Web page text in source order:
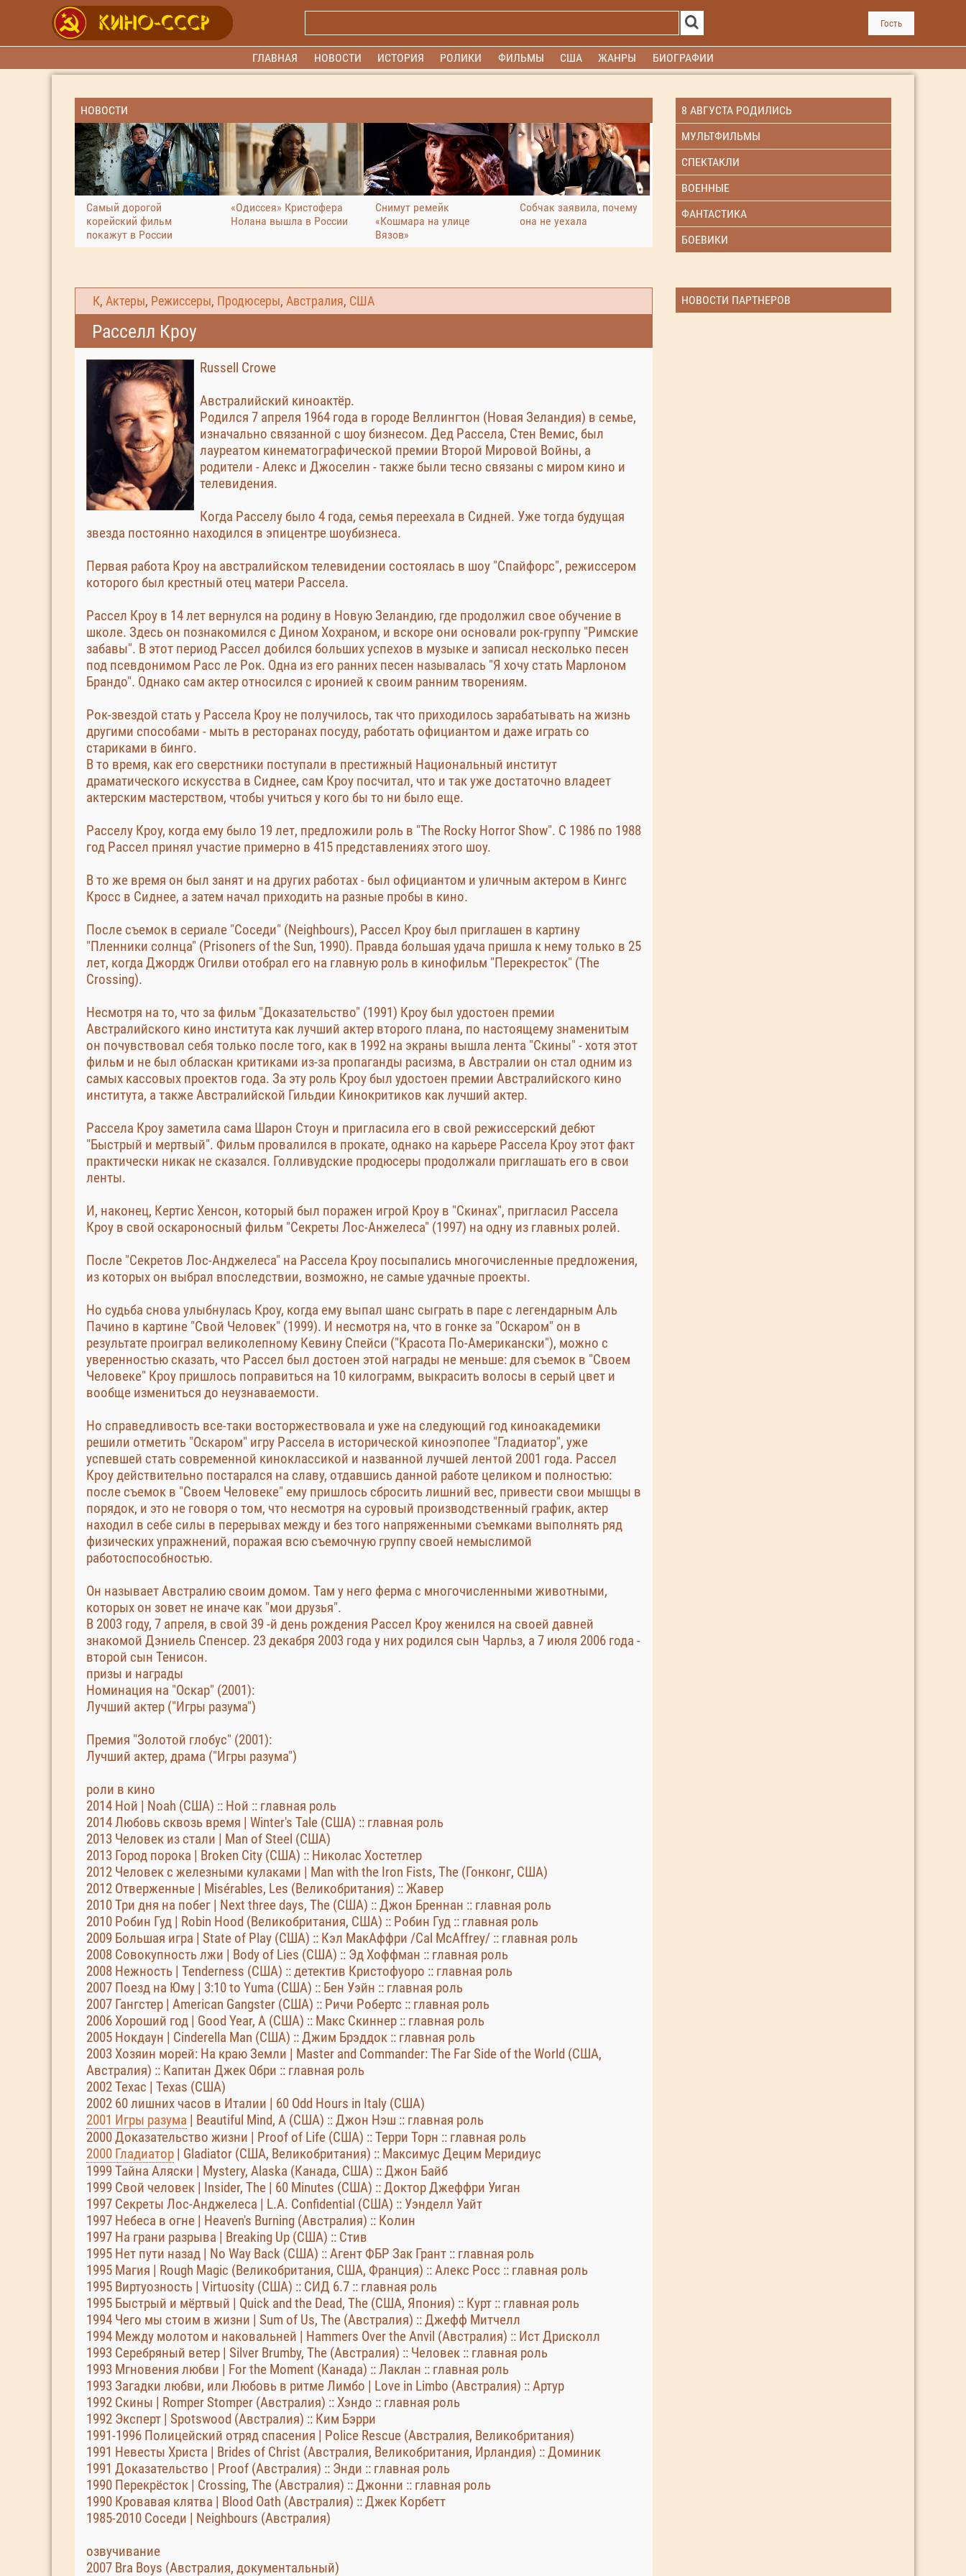
Гость
ГЛАВНАЯ НОВОСТИ ИСТОРИЯ РОЛИКИ ФИЛЬМЫ США ЖАНРЫ БИОГРАФИИ
НОВОСТИ
Самый дорогой
корейский фильм
покажут в России
«Одиссея» Кристофера
Нолана вышла в России
Снимут ремейк
«Кошмара на улице
Вязов»
Собчак заявила, почему
она не уехала
8 АВГУСТА РОДИЛИСЬ
МУЛЬТФИЛЬМЫ
СПЕКТАКЛИ
ВОЕННЫЕ
ФАНТАСТИКА
БОЕВИКИ
К, Актеры, Режиссеры, Продюсеры, Австралия, США
Расселл Кроу
Russell Crowe
Австралийский киноактёр.
Родился 7 апреля 1964 года в городе Веллингтон (Новая Зеландия) в семье,
изначально связанной с шоу бизнесом. Дед Рассела, Стен Вемис, был
лауреатом кинематографической премии Второй Мировой Войны, а
родители - Алекс и Джоселин - также были тесно связаны с миром кино и
телевидения.
Когда Расселу было 4 года, семья переехала в Сидней. Уже тогда будущая
звезда постоянно находился в эпицентре шоубизнеса.
Первая работа Кроу на австралийском телевидении состоялась в шоу "Спайфорс", режиссером
которого был крестный отец матери Рассела.
Рассел Кроу в 14 лет вернулся на родину в Новую Зеландию, где продолжил свое обучение в
школе. Здесь он познакомился с Дином Хохраном, и вскоре они основали рок-группу "Римские
забавы". В этот период Рассел добился больших успехов в музыке и записал несколько песен
под псевдонимом Расс ле Рок. Одна из его ранних песен называлась "Я хочу стать Марлоном
Брандо". Однако сам актер относился с иронией к своим ранним творениям.
Рок-звездой стать у Рассела Кроу не получилось, так что приходилось зарабатывать на жизнь
другими способами - мыть в ресторанах посуду, работать официантом и даже играть со
стариками в бинго.
В то время, как его сверстники поступали в престижный Национальный институт
драматического искусства в Сиднее, сам Кроу посчитал, что и так уже достаточно владеет
актерским мастерством, чтобы учиться у кого бы то ни было еще.
Расселу Кроу, когда ему было 19 лет, предложили роль в "The Rocky Horror Show". С 1986 по 1988
год Рассел принял участие примерно в 415 представлениях этого шоу.
В то же время он был занят и на других работах - был официантом и уличным актером в Кингс
Кросс в Сиднее, а затем начал приходить на разные пробы в кино.
После съемок в сериале "Соседи" (Neighbours), Рассел Кроу был приглашен в картину
"Пленники солнца" (Prisoners of the Sun, 1990). Правда большая удача пришла к нему только в 25
лет, когда Джордж Огилви отобрал его на главную роль в кинофильм "Перекресток" (The
Crossing).
Несмотря на то, что за фильм "Доказательство" (1991) Кроу был удостоен премии
Австралийского кино института как лучший актер второго плана, по настоящему знаменитым
он почувствовал себя только после того, как в 1992 на экраны вышла лента "Скины" - хотя этот
фильм и не был обласкан критиками из-за пропаганды расизма, в Австралии он стал одним из
самых кассовых проектов года. За эту роль Кроу был удостоен премии Австралийского кино
института, а также Австралийской Гильдии Кинокритиков как лучший актер.
Рассела Кроу заметила сама Шарон Стоун и пригласила его в свой режиссерский дебют
"Быстрый и мертвый". Фильм провалился в прокате, однако на карьере Рассела Кроу этот факт
практически никак не сказался. Голливудские продюсеры продолжали приглашать его в свои
ленты.
И, наконец, Кертис Хенсон, который был поражен игрой Кроу в "Скинах", пригласил Рассела
Кроу в свой оскароносный фильм "Секреты Лос-Анжелеса" (1997) на одну из главных ролей.
После "Секретов Лос-Анджелеса" на Рассела Кроу посыпались многочисленные предложения,
из которых он выбрал впоследствии, возможно, не самые удачные проекты.
Но судьба снова улыбнулась Кроу, когда ему выпал шанс сыграть в паре с легендарным Аль
Пачино в картине "Свой Человек" (1999). И несмотря на, что в гонке за "Оскаром" он в
результате проиграл великолепному Кевину Спейси ("Красота По-Американски"), можно с
уверенностью сказать, что Рассел был достоен этой награды не меньше: для съемок в "Своем
Человеке" Кроу пришлось поправиться на 10 килограмм, выкрасить волосы в серый цвет и
вообще измениться до неузнаваемости.
Но справедливость все-таки восторжествовала и уже на следующий год киноакадемики
решили отметить "Оскаром" игру Рассела в исторической киноэпопее "Гладиатор", уже
успевшей стать современной киноклассикой и названной лучшей лентой 2001 года. Рассел
Кроу действительно постарался на славу, отдавшись данной работе целиком и полностью:
после съемок в "Своем Человеке" ему пришлось сбросить лишний вес, привести свои мышцы в
порядок, и это не говоря о том, что несмотря на суровый производственный график, актер
находил в себе силы в перерывах между и без того напряженными съемками выполнять ряд
физических упражнений, поражая всю съемочную группу своей немыслимой
работоспособностью.
Он называет Австралию своим домом. Там у него ферма с многочисленными животными,
которых он зовет не иначе как "мои друзья".
В 2003 году, 7 апреля, в свой 39 -й день рождения Рассел Кроу женился на своей давней
знакомой Дэниель Спенсер. 23 декабря 2003 года у них родился сын Чарльз, а 7 июля 2006 года -
второй сын Тенисон.
призы и награды
Номинация на "Оскар" (2001):
Лучший актер ("Игры разума")
Премия "Золотой глобус" (2001):
Лучший актер, драма ("Игры разума")
роли в кино
2014 Ной | Noah (США) :: Ной :: главная роль
2014 Любовь сквозь время | Winter's Tale (США) :: главная роль
2013 Человек из стали | Man of Steel (США)
2013 Город порока | Broken City (США) :: Николас Хостетлер
2012 Человек с железными кулаками | Man with the Iron Fists, The (Гонконг, США)
2012 Отверженные | Misérables, Les (Великобритания) :: Жавер
2010 Три дня на побег | Next three days, The (США) :: Джон Бреннан :: главная роль
2010 Робин Гуд | Robin Hood (Великобритания, США) :: Робин Гуд :: главная роль
2009 Большая игра | State of Play (США) :: Кэл МакАффри /Cal McAffrey/ :: главная роль
2008 Совокупность лжи | Body of Lies (США) :: Эд Хоффман :: главная роль
2008 Нежность | Tenderness (США) :: детектив Кристофуоро :: главная роль
2007 Поезд на Юму | 3:10 to Yuma (США) :: Бен Уэйн :: главная роль
2007 Гангстер | American Gangster (США) :: Ричи Робертс :: главная роль
2006 Хороший год | Good Year, A (США) :: Макс Скиннер :: главная роль
2005 Нокдаун | Cinderella Man (США) :: Джим Брэддок :: главная роль
2003 Хозяин морей: На краю Земли | Master and Commander: The Far Side of the World (США,
Австралия) :: Капитан Джек Обри :: главная роль
2002 Техас | Texas (США)
2002 60 лишних часов в Италии | 60 Odd Hours in Italy (США)
2001 Игры разума | Beautiful Mind, A (США) :: Джон Нэш :: главная роль
2000 Доказательство жизни | Proof of Life (США) :: Терри Торн :: главная роль
2000 Гладиатор | Gladiator (США, Великобритания) :: Максимус Децим Меридиус
1999 Тайна Аляски | Mystery, Alaska (Канада, США) :: Джон Байб
1999 Свой человек | Insider, The | 60 Minutes (США) :: Доктор Джеффри Уиган
1997 Секреты Лос-Анджелеса | L.A. Confidential (США) :: Уэнделл Уайт
1997 Небеса в огне | Heaven's Burning (Австралия) :: Колин
1997 На грани разрыва | Breaking Up (США) :: Стив
1995 Нет пути назад | No Way Back (США) :: Агент ФБР Зак Грант :: главная роль
1995 Магия | Rough Magic (Великобритания, США, Франция) :: Алекс Росс :: главная роль
1995 Виртуозность | Virtuosity (США) :: СИД 6.7 :: главная роль
1995 Быстрый и мёртвый | Quick and the Dead, The (США, Япония) :: Курт :: главная роль
1994 Чего мы стоим в жизни | Sum of Us, The (Австралия) :: Джефф Митчелл
1994 Между молотом и наковальней | Hammers Over the Anvil (Австралия) :: Ист Дрисколл
1993 Серебряный ветер | Silver Brumby, The (Австралия) :: Человек :: главная роль
1993 Мгновения любви | For the Moment (Канада) :: Лаклан :: главная роль
1993 Загадки любви, или Любовь в ритме Лимбо | Love in Limbo (Австралия) :: Артур
1992 Скины | Romper Stomper (Австралия) :: Хэндо :: главная роль
1992 Эксперт | Spotswood (Австралия) :: Ким Бэрри
1991-1996 Полицейский отряд спасения | Police Rescue (Австралия, Великобритания)
1991 Невесты Христа | Brides of Christ (Австралия, Великобритания, Ирландия) :: Доминик
1991 Доказательство | Proof (Австралия) :: Энди :: главная роль
1990 Перекрёсток | Crossing, The (Австралия) :: Джонни :: главная роль
1990 Кровавая клятва | Blood Oath (Австралия) :: Джек Корбетт
1985-2010 Соседи | Neighbours (Австралия)
озвучивание
2007 Bra Boys (Австралия, документальный)
НОВОСТИ ПАРТНЕРОВ